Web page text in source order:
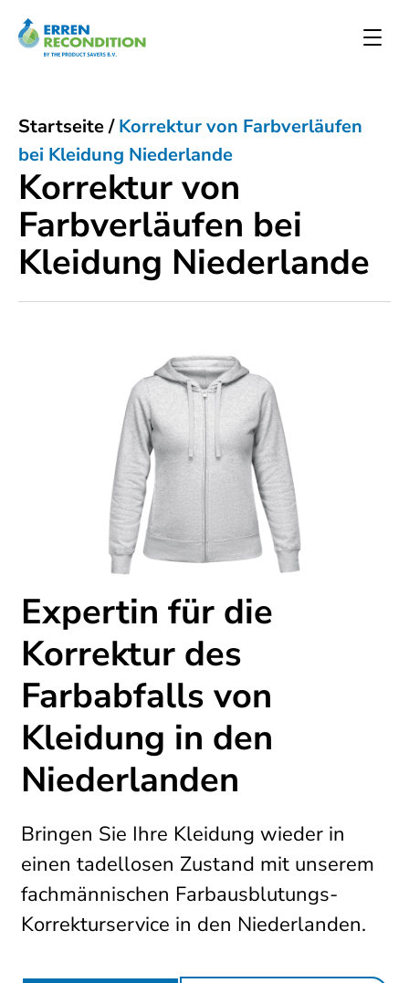
Korrektur von
Farbverläufen bei
Kleidung Niederlande
Startseite/Korrektur von Farbverläufen
bei Kleidung Niederlande
Expertin für die
Korrektur des
Farbabfalls von
Kleidung in den
Niederlanden
Bringen Sie Ihre Kleidung wieder in
einen tadellosen Zustand mit unserem
fachmännischen Farbausblutungs-
Korrekturservice in den Niederlanden.